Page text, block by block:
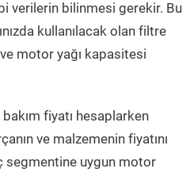
verilerin bilinmesi gerekir. Bu
kullanılacak olan filtre
motor yağı kapasitesi
bakım fiyatı hesaplarken
ve malzemenin fiyatını
segmentine uygun motor